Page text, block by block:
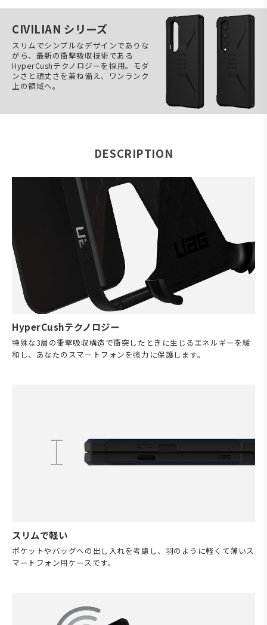
CIVILIAN シリーズ
スリムでシンプルなデザインでありな
がら、最新の衝撃吸収技術である
HyperCushテクノロジーを採用。モダ
ンさと頑丈さを兼ね備え、ワンランク
上の領域へ。
DESCRIPTION
HyperCushテクノロジー
特殊な3層の衝撃吸収構造で衝突したときに生じるエネルギーを緩
和し、あなたのスマートフォンを強力に保護します。
スリムで軽い
ポケットやバッグへの出し入れを考慮し、羽のように軽くて薄いス
マートフォン用ケースです。